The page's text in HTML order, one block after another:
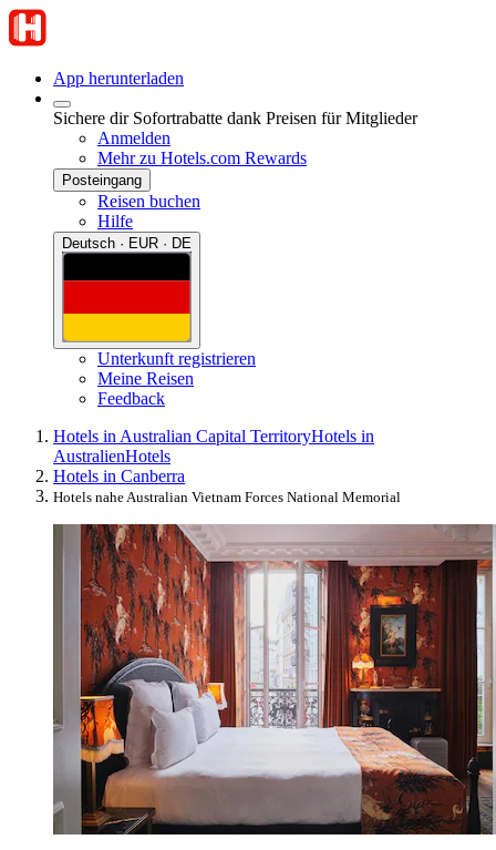
App herunterladen
Sichere dir Sofortrabatte dank Preisen für Mitglieder
Anmelden
Mehr zu Hotels.com Rewards
Posteingang
Reisen buchen
Hilfe
Deutsch · EUR · DE
Unterkunft registrieren
Meine Reisen
Feedback
Hotels in Australian Capital TerritoryHotels in
AustralienHotels
Hotels in Canberra
Hotels nahe Australian Vietnam Forces National Memorial